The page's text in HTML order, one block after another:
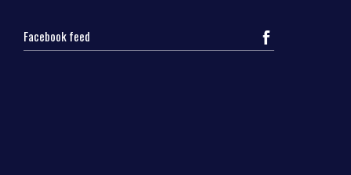
Facebook feed